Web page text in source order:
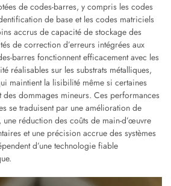
de codes-barres, y compris les codes
de base et les codes matriciels
accrus de capacité de stockage des
de correction d’erreurs intégrées aux
barres fonctionnent efficacement avec les
réalisables sur les substrats métalliques,
maintient la lisibilité même si certaines
dommages mineurs. Ces performances
se traduisent par une amélioration de
une réduction des coûts de main-d’œuvre
et une précision accrue des systèmes
d’une technologie fiable